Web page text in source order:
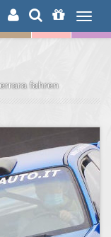
ERLEBNISSUCHE
fahren